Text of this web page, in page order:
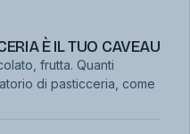
È IL TUO CAVEAU
frutta. Quanti
di pasticceria, come